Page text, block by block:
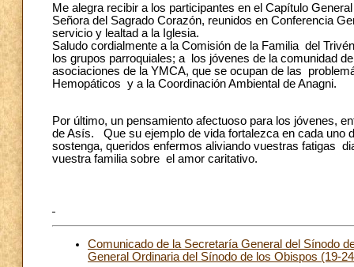
Me alegra recibir a los participantes en el Capítulo
Señora del Sagrado Corazón, reunidos en Conferencia
servicio y lealtad a la Iglesia.
Saludo cordialmente a la Comisión de la Familia del
los grupos parroquiales; a los jóvenes de la comunidad
asociaciones de la YMCA, que se ocupan de las
Hemopáticos y a la Coordinación Ambiental de Anagni.
Por último, un pensamiento afectuoso para los jóvenes,
de Asís. Que su ejemplo de vida fortalezca en cada uno
sostenga, queridos enfermos aliviando vuestras fatigas
vuestra familia sobre el amor caritativo.
Comunicado de la Secretaría General del Sínodo
General Ordinaria del Sínodo de los Obispos (19-